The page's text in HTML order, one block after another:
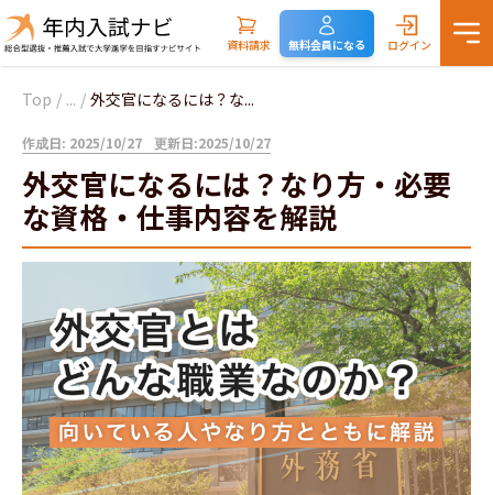
資料請求 無料会員になる ログイン
Top / ... / 外交官になるには？な...
作成日: 2025/10/27 更新日:2025/10/27
外交官になるには？なり方・必要
な資格・仕事内容を解説